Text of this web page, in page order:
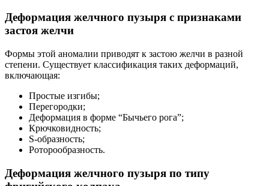
Деформация желчного пузыря с признаками
застоя желчи
Формы этой аномалии приводят к застою желчи в разной
степени. Существует классификация таких деформаций,
включающая:
Простые изгибы;
Перегородки;
Деформация в форме “Бычьего рога”;
Крючковидность;
S-образность;
Роторообразность.
Деформация желчного пузыря по типу